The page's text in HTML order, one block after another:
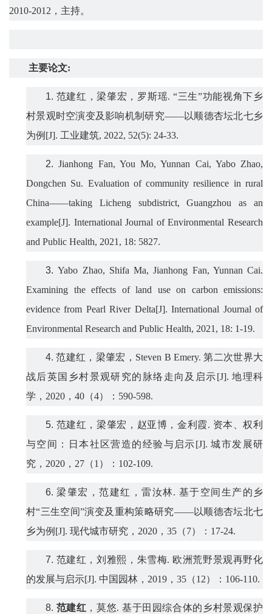
2010-2012 ，主持。
主要论文:
1. 范建红，梁肇宏，罗斯瑶. “三生”功能视角下乡
村景观时空演变及影响机制研究——以顺德杏坛北七乡
为例 [J]. 工业建筑, 2022, 52(5): 24-33.
2.Jianhong Fan, You Mo, Yunnan Cai, Yabo Zhao,
Dongchen Su. Evaluation of community resilience in rural
China——taking Licheng subdistrict, Guangzhou as an
example[J]. International Journal of Environmental Research
and Public Health, 2021, 18: 5827.
3.Yabo Zhao, Shifa Ma, Jianhong Fan, Yunnan Cai.
Examining the effects of land use on carbon emissions:
evidence from Pearl River Delta[J]. International Journal of
Environmental Research and Public Health, 2021, 18: 1-19.
4.范建红，梁肇宏， Steven B Emery.第二次世界大
战后英国乡村景观研究的脉络走向及启示[J].地理科
学， 2020 ， 40 （4）： 590-598.
5. 范建红，梁肇宏，赵亚博，金利霞. 资本、权利
与空间：日本社区营造的经验与启示[J].城市发展研
究， 2020 ， 27 （1 ）： 102-109.
6.梁 肇宏，范建红，雷汝林. 基于空间生产的乡
村“三生空间”演变及重构策略研究——以顺德杏坛北七
乡为例 [J]. 现代城市研究， 2020 ， 35 （7）： 17-24.
7. 范建红，刘雅熙，朱雪梅. 欧洲荒野景观再野化
的发展与启示[J]. 中国园林， 2019 ， 35 （12）： 106-110.
8. 范建红 ，莫悠. 基于田园综合体的乡村景观保护